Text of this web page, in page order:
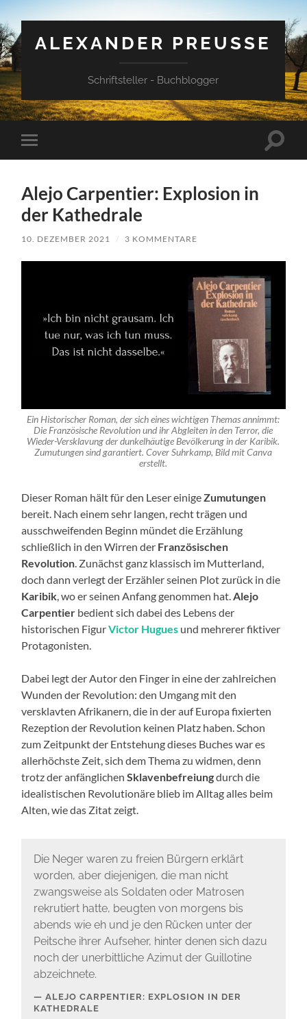
ALEXANDER PREUSSE
Schriftsteller - Buchblogger
Mobile-
Menü
Alejo Carpentier: Explosion in
der Kathedrale
10. DEZEMBER 2021 / 3 KOMMENTARE
Ein Historischer Roman, der sich eines wichtigen Themas annimmt:
Die Französische Revolution und ihr Abgleiten in den Terror, die
Wieder-Versklavung der dunkelhäutige Bevölkerung in der Karibik.
Zumutungen sind garantiert. Cover Suhrkamp, Bild mit Canva
erstellt.
Dieser Roman hält für den Leser einigeZumutungen
bereit. Nach einem sehr langen, recht trägen und
ausschweifenden Beginn mündet die Erzählung
schließlich in den Wirren der Französischen
Revolution. Zunächst ganz klassisch im Mutterland,
doch dann verlegt der Erzähler seinen Plot zurück in die
Karibik, wo er seinen Anfang genommen hat.Alejo
Carpentier bedient sich dabei des Lebens der
historischen FigurVictor Hugues und mehrerer fiktiver
Protagonisten.
Dabei legt der Autor den Finger in eine der zahlreichen
Wunden der Revolution: den Umgang mit den
versklavten Afrikanern, die in der auf Europa fixierten
Rezeption der Revolution keinen Platz haben. Schon
zum Zeitpunkt der Entstehung dieses Buches war es
allerhöchste Zeit, sich dem Thema zu widmen, denn
trotz der anfänglichenSklavenbefreiungdurch die
idealistischen Revolutionäre blieb im Alltag alles beim
Alten, wie das Zitat zeigt.
Die Neger waren zu freien Bürgern erklärt
worden, aber diejenigen, die man nicht
zwangsweise als Soldaten oder Matrosen
rekrutiert hatte, beugten von morgens bis
abends wie eh und je den Rücken unter der
Peitsche ihrer Aufseher, hinter denen sich dazu
noch der unerbittliche Azimut der Guillotine
abzeichnete.
ALEJO CARPENTIER: EXPLOSION IN DER
KATHEDRALE